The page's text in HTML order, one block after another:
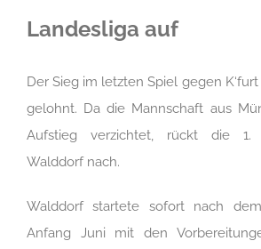
Landesliga auf
Der Sieg im letzten Spiel gegen
gelohnt. Da die Mannschaft aus
Aufstieg verzichtet, rückt die 1.
Walddorf nach.
Walddorf startete sofort nach dem
Anfang Juni mit den